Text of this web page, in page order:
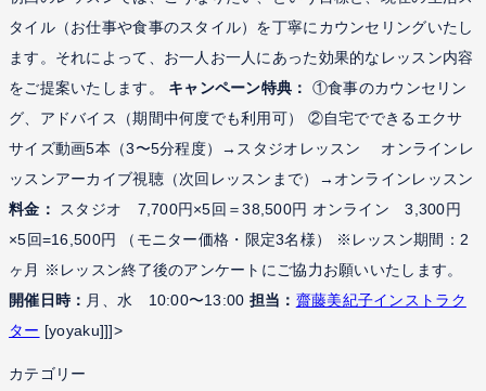
タイル（お仕事や食事のスタイル）を丁寧にカウンセリングいたし
ます。それによって、お一人お一人にあった効果的なレッスン内容
をご提案いたします。 キャンペーン特典：
①食事のカウンセリン
グ、アドバイス（期間中何度でも利用可） ②自宅でできるエクサ
サイズ動画5本（3〜5分程度）→スタジオレッスン オンラインレ
ッスンアーカイブ視聴（次回レッスンまで）→オンラインレッスン
料金：
スタジオ 7,700円×5回＝38,500円 オンライン 3,300円
×5回=16,500円 （モニター価格・限定3名様） ※レッスン期間：2
ヶ月 ※レッスン終了後のアンケートにご協力お願いいたします。
開催日時： 月、水 10:00〜13:00 担当： 齋藤美紀子インストラク
ター [yoyaku]]]>
カテゴリー